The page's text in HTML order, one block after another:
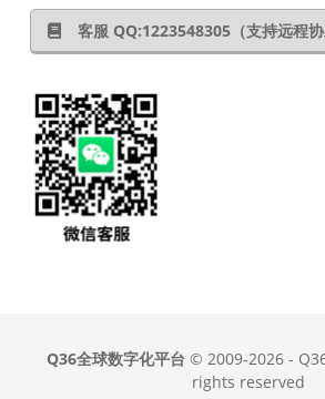
客服 QQ:1223548305（支持远程协
Q36全球数字化平台 © 2009-2026 -
rights reserved